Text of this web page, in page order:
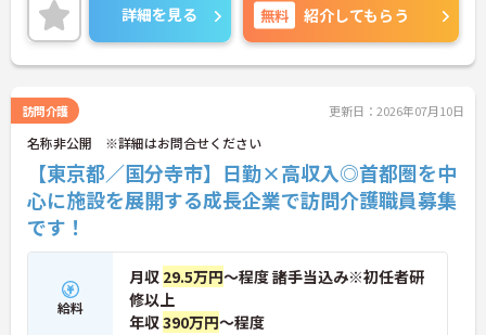
策ポイントなど、さらに詳細をお話しいたしますの
でお気軽にご相談ください。
詳細を見る 無料 紹介してもらう
訪問介護 更新日：2026年07月10日
名称非公開 ※詳細はお問合せください
【東京都／国分寺市】日勤×高収入◎首都圏を中
心に施設を展開する成長企業で訪問介護職員募集
です！
給料
月収 29.5万円～程度 諸手当込み※初任者研
修以上
年収390万円～程度